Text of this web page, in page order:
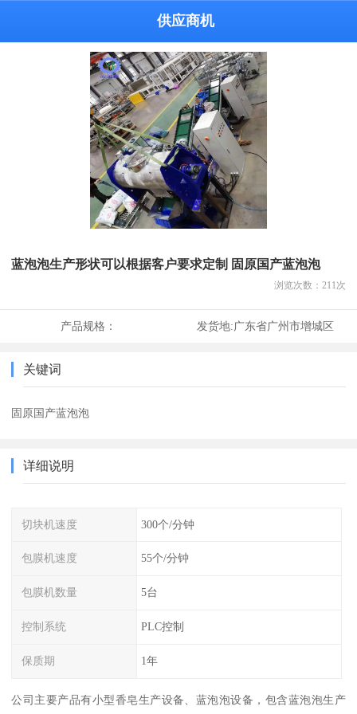
供应商机
蓝泡泡生产形状可以根据客户要求定制 固原国产蓝泡泡
浏览次数： 211 次
产品规格： 发货地:广东省广州市增城区
关键词
固原国产蓝泡泡
详细说明
切块机速度 300个/分钟
包膜机速度 55个/分钟
包膜机数量 5台
控制系统 PLC控制
保质期 1年
公司主要产品有小型香皂生产设备、蓝泡泡设备，包含蓝泡泡生产